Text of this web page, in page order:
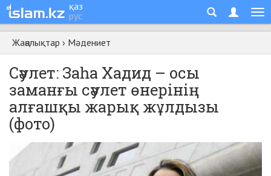
қаз
рус
Жаңалықтар › Мәдениет
Сәулет: Заһа Хадид – осы
заманғы сәулет өнерінің
алғашқы жарық жұлдызы
(фото)